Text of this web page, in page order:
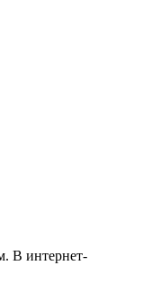
В интернет-